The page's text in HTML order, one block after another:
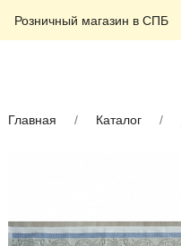
Розничный магазин в СПБ
Главная / Каталог /